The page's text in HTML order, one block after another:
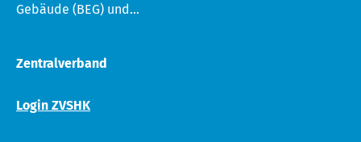
Gebäude (BEG) und...
Zentralverband
Login ZVSHK